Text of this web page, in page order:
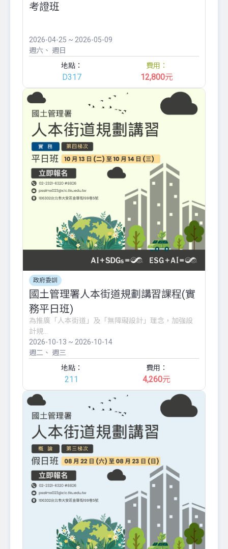
考證班
2026-04-25 ~ 2026-05-09
週六
週日
地點：
D317
費用：
12,800元
政府委訓
國土管理署人本街道規劃講習課程(實
務平日班)
為推廣「人本街道」及「無障礙設計」理念，加強設
計規...
2026-10-13 ~ 2026-10-14
週二
週三
地點：
211
費用：
4,260元